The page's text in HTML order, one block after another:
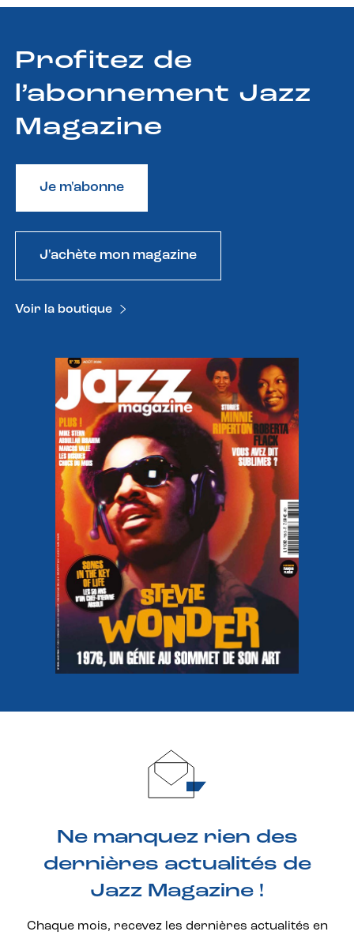
Profitez de
l’abonnement Jazz
Magazine
Je m'abonne
J'achète mon magazine
Voir la boutique
Ne manquez rien des
dernières actualités de
Jazz Magazine !
Chaque mois, recevez les dernières actualités en